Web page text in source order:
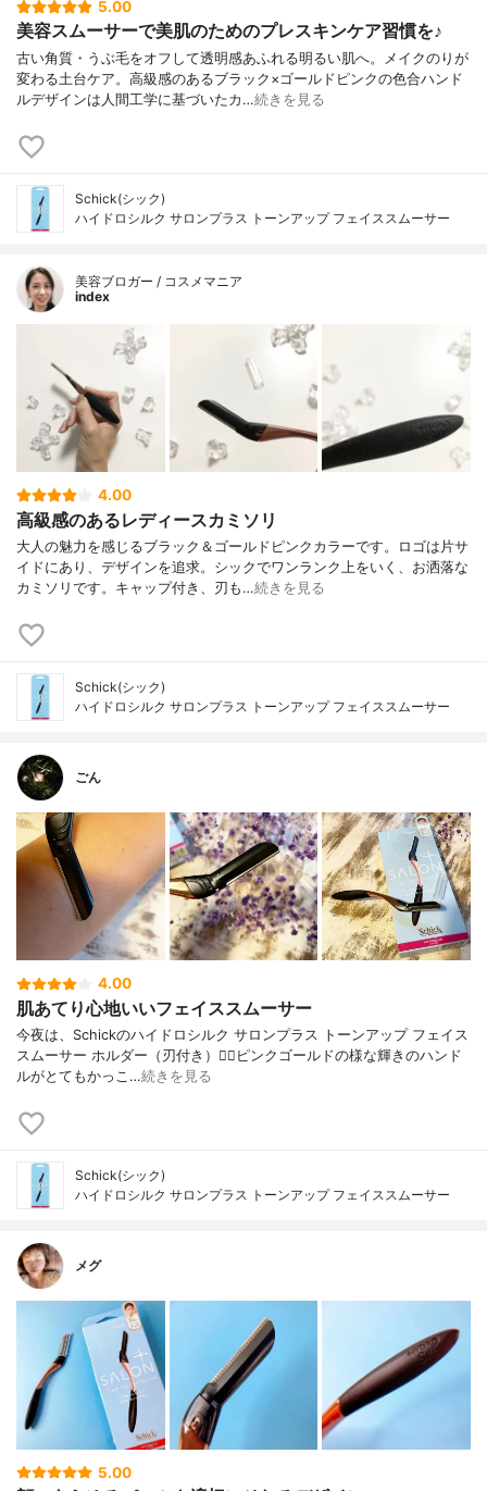
5.00
美容スムーサーで美肌のためのプレスキンケア習慣を♪
古い角質・うぶ毛をオフして透明感あふれる明るい肌へ。メイクのりが
変わる土台ケア。高級感のあるブラック×ゴールドピンクの色合ハンド
ルデザインは人間工学に基づいたカ…続きを見る
Schick(シック)
ハイドロシルク サロンプラス トーンアップ フェイススムーサー
美容ブロガー / コスメマニア
index
4.00
高級感のあるレディースカミソリ
大人の魅力を感じるブラック＆ゴールドピンクカラーです。ロゴは片サ
イドにあり、デザインを追求。シックでワンランク上をいく、お洒落な
カミソリです。キャップ付き、刃も…続きを見る
Schick(シック)
ハイドロシルク サロンプラス トーンアップ フェイススムーサー
ごん
4.00
肌あてり心地いいフェイススムーサー
今夜は、Schickのハイドロシルク サロンプラス トーンアップ フェイス
スムーサー ホルダー（刃付き）💆‍♀️ピンクゴールドの様な輝きのハンド
ルがとてもかっこ…続きを見る
Schick(シック)
ハイドロシルク サロンプラス トーンアップ フェイススムーサー
メグ
5.00